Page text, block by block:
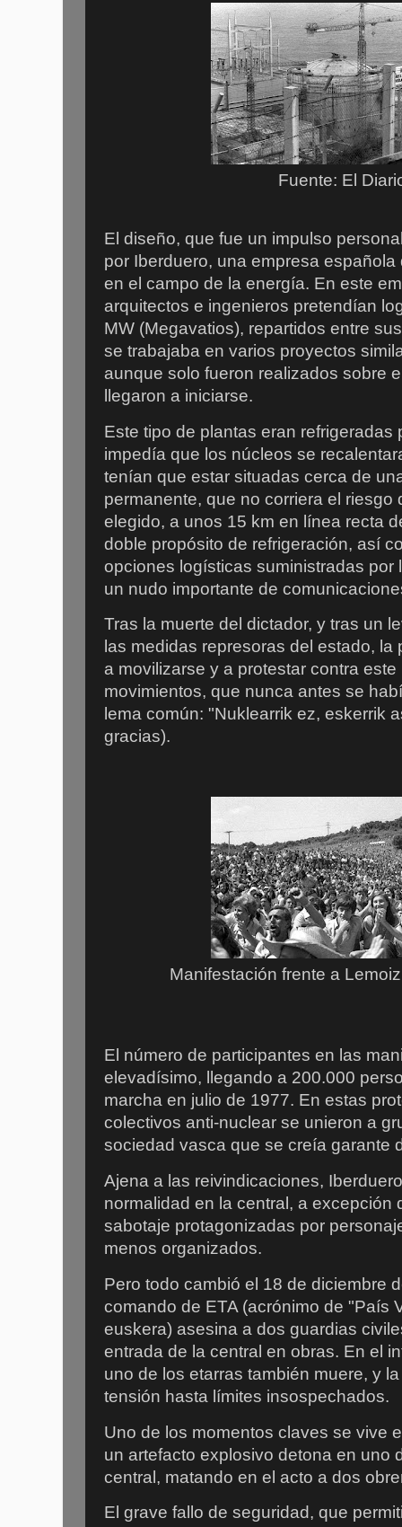
Fuente: El
El diseño, que fue un impulso
por Iberduero, una empresa
en el campo de la energía. En este
arquitectos e ingenieros pretendían
MW (Megavatios), repartidos entre
se trabajaba en varios proyectos
aunque solo fueron realizados sobre
llegaron a iniciarse.
Este tipo de plantas eran refrigeradas
impedía que los núcleos se
tenían que estar situadas cerca de
permanente, que no corriera el riesgo
elegido, a unos 15 km en línea recta
doble propósito de refrigeración, así
opciones logísticas suministradas por
un nudo importante de
Tras la muerte del dictador, y tras un
las medidas represoras del estado,
a movilizarse y a protestar contra
movimientos, que nunca antes se
lema común: "Nuklearrik ez, eskerrik
gracias).
Manifestación frente a
El número de participantes en las
elevadísimo, llegando a 200.000
marcha en julio de 1977. En estas
colectivos anti-nuclear se unieron a
sociedad vasca que se creía garante
Ajena a las reivindicaciones,
normalidad en la central, a excepción
sabotaje protagonizadas por
menos organizados.
Pero todo cambió el 18 de diciembre
comando de ETA (acrónimo de "País
euskera) asesina a dos guardias
entrada de la central en obras. En el
uno de los etarras también muere, y
tensión hasta límites insospechados.
Uno de los momentos claves se vive
un artefacto explosivo detona en uno
central, matando en el acto a dos
El grave fallo de seguridad, que